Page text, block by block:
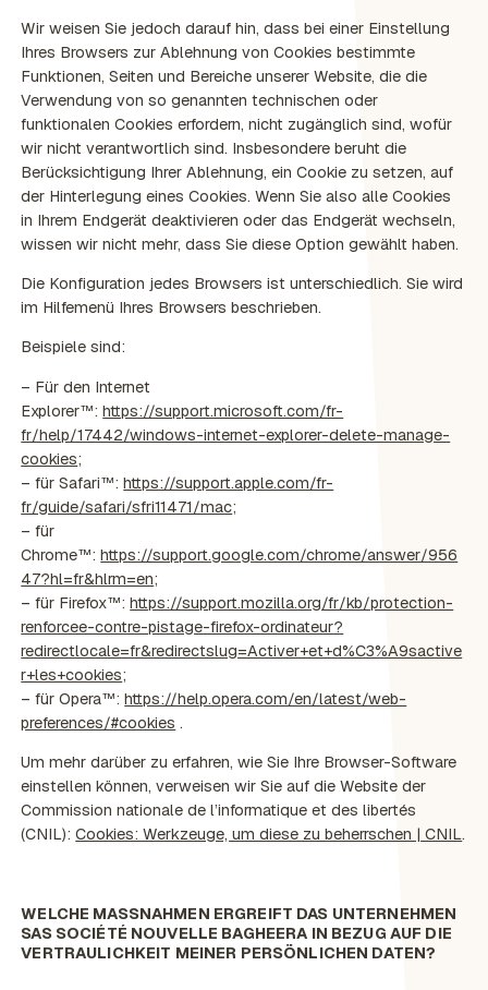
Wir weisen Sie jedoch darauf hin, dass bei einer Einstellung
Ihres Browsers zur Ablehnung von Cookies bestimmte
Funktionen, Seiten und Bereiche unserer Website, die die
Verwendung von so genannten technischen oder
funktionalen Cookies erfordern, nicht zugänglich sind, wofür
wir nicht verantwortlich sind. Insbesondere beruht die
Berücksichtigung Ihrer Ablehnung, ein Cookie zu setzen, auf
der Hinterlegung eines Cookies. Wenn Sie also alle Cookies
in Ihrem Endgerät deaktivieren oder das Endgerät wechseln,
wissen wir nicht mehr, dass Sie diese Option gewählt haben.
Die Konfiguration jedes Browsers ist unterschiedlich. Sie wird
im Hilfemenü Ihres Browsers beschrieben.
Beispiele sind:
– Für den Internet
Explorer™:https://support.microsoft.com/fr-
fr/help/17442/windows-internet-explorer-delete-manage-
cookies;
– für Safari™:https://support.apple.com/fr-
fr/guide/safari/sfri11471/mac;
– für
Chrome™:https://support.google.com/chrome/answer/956
47?hl=fr&hlrm=en;
– für Firefox™:https://support.mozilla.org/fr/kb/protection-
renforcee-contre-pistage-firefox-ordinateur?
redirectlocale=fr&redirectslug=Activer+et+d%C3%A9sactive
r+les+cookies;
– für Opera™:https://help.opera.com/en/latest/web-
preferences/#cookies .
Um mehr darüber zu erfahren, wie Sie Ihre Browser-Software
einstellen können, verweisen wir Sie auf die Website der
Commission nationale de l’informatique et des libertés
(CNIL):Cookies: Werkzeuge, um diese zu beherrschen | CNIL.
WELCHE MASSNAHMEN ERGREIFT DAS UNTERNEHMEN S
AS SOCIÉTÉ NOUVELLE BAGHEERA IN BEZUG AUF DIE V
ERTRAULICHKEIT MEINER PERSÖNLICHEN DATEN?